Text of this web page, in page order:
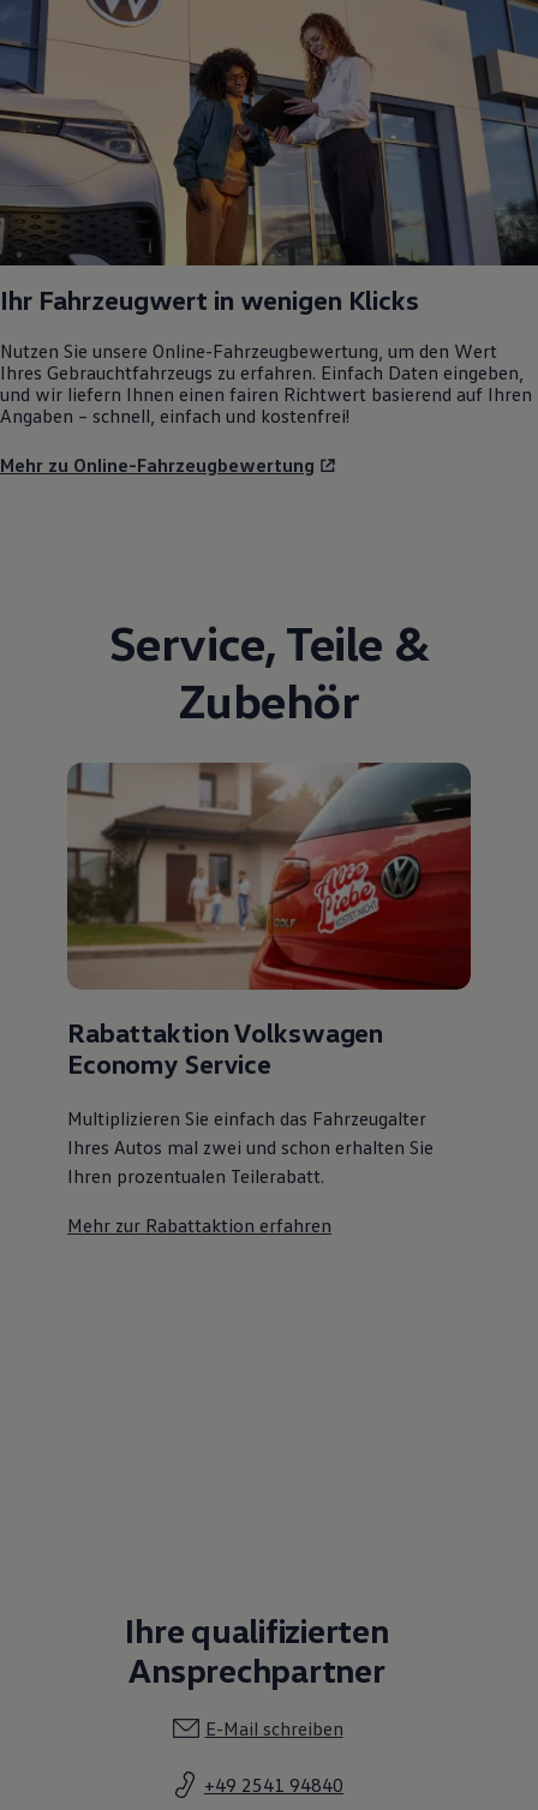
Ihr Fahrzeugwert in wenigen Klicks
Nutzen Sie unsere Online-Fahrzeugbewertung, um den Wert
Ihres Gebrauchtfahrzeugs zu erfahren. Einfach Daten eingeben,
und wir liefern Ihnen einen fairen Richtwert basierend auf Ihren
Angaben – schnell, einfach und kostenfrei!
Mehr zu Online-Fahrzeugbewertung
Service, Teile &
Zubehör
Rabattaktion Volkswagen
Economy Service
Multiplizieren Sie einfach das Fahrzeugalter
Ihres Autos mal zwei und schon erhalten Sie
Ihren prozentualen Teilerabatt.
Mehr zur Rabattaktion erfahren
Ihre qualifizierten
Ansprechpartner
E-Mail schreiben
+49 2541 94840